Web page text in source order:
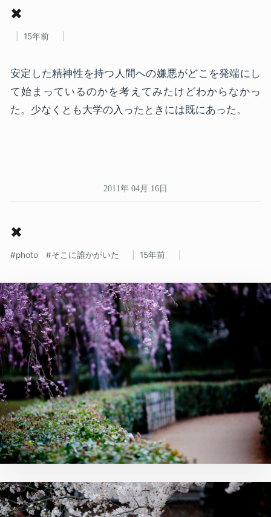
✖
15年前
安定した精神性を持つ人間への嫌悪がどこを発端にし
て始まっているのかを考えてみたけどわからなかっ
た。少なくとも大学の入ったときには既にあった。
2011年 04月 16日
✖
photo そこに誰かがいた 15年前